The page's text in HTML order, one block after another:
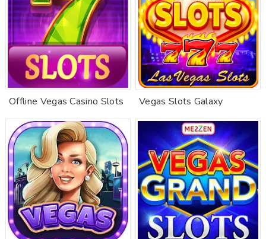
Offline Vegas Casino Slots Vegas Slots Galaxy